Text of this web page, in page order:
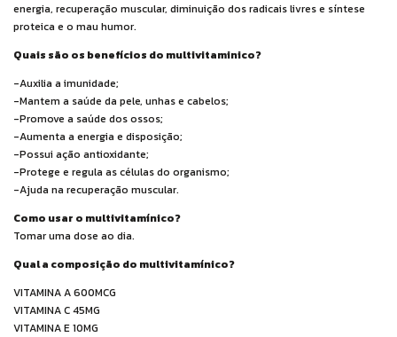
energia, recuperação muscular, diminuição dos radicais livres e síntese
proteica e o mau humor.
Quais são os benefícios do multivitaminico?
-Auxilia a imunidade;
-Mantem a saúde da pele, unhas e cabelos;
-Promove a saúde dos ossos;
-Aumenta a energia e disposição;
-Possui ação antioxidante;
-Protege e regula as células do organismo;
-Ajuda na recuperação muscular.
Como usar o multivitamínico?
Tomar uma dose ao dia.
Qual a composição do multivitamínico?
VITAMINA A 600MCG
VITAMINA C 45MG
VITAMINA E 10MG